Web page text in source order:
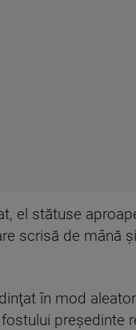
el stătuse
scrisă de mână
în mod
preşedinte